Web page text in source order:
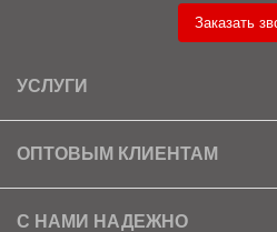
Заказать
УСЛУГИ
Установка
Доставка
ОПТОВЫМ КЛИЕНТАМ
Ищем партнеров
С НАМИ НАДЕЖНО